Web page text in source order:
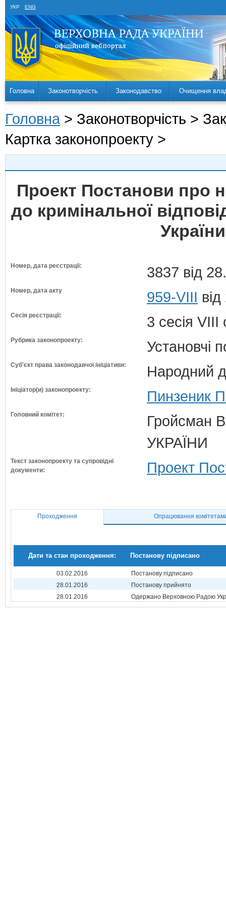
УКР ENG
Головна Законотворчість Законодавство Очищення
Головна > Законотворчість >
Картка законопроекту >
Проект Постанови про
до кримінальної
Номер, дата реєстрації: 3837 від
Номер, дата акту 959-VIII
Сесія реєстрації: 3 сесія VIII
Рубрика законопроекту: Установчі
Суб'єкт права законодавчої ініціативи: Народний
Ініціатор(и) законопроекту: Пинзеник
Головний комітет:
Гройсман
УКРАЇНИ
Текст законопроекту та супровідні
документи:
Проект
Проходження Опрацювання
Дати та стан проходження: Постанову підписано
03.02.2016
Постанову підписано
28.01.2016
Постанову прийнято
28.01.2016
Одержано Верховною Радою